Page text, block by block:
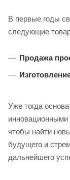
В первые годы
следующие
Продажа
Уже тогда
инновационными
чтобы найти
будущего и
дальнейшего